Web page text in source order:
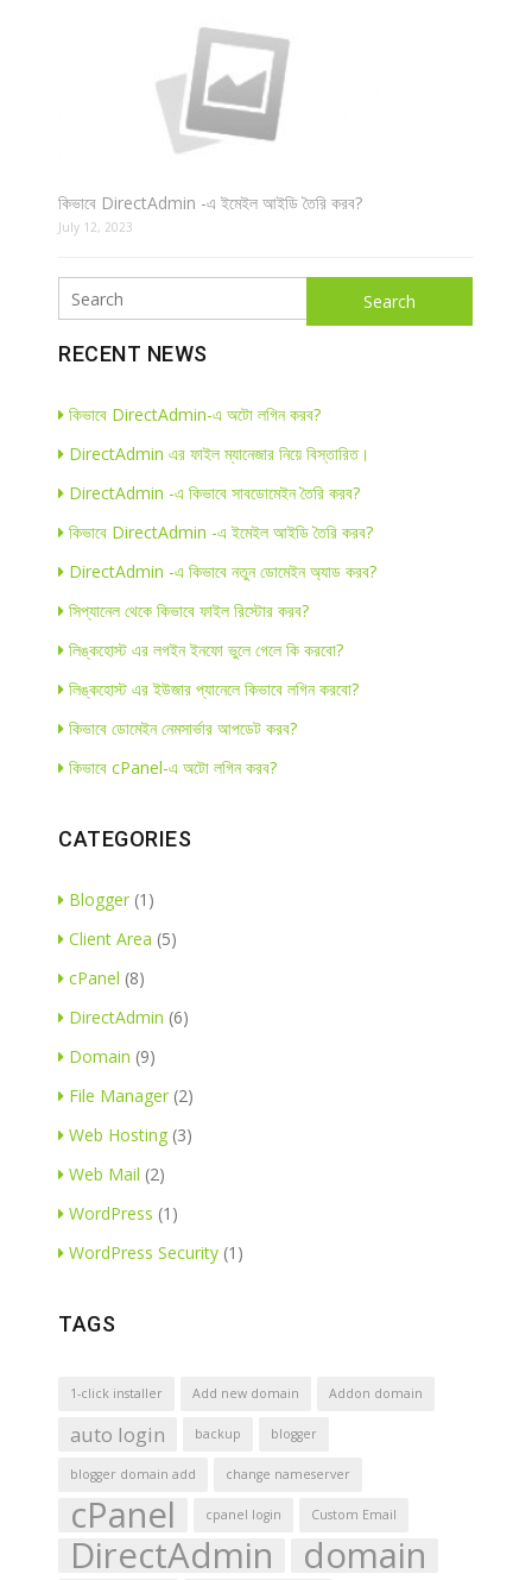
কিভাবে DirectAdmin -এ ইমেইল আইডি তৈরি করব?
July 12, 2023
Search
RECENT NEWS
কিভাবে DirectAdmin-এ অটো লগিন করব?
DirectAdmin এর ফাইল ম্যানেজার নিয়ে বিস্তারিত।
DirectAdmin -এ কিভাবে সাবডোমেইন তৈরি করব?
কিভাবে DirectAdmin -এ ইমেইল আইডি তৈরি করব?
DirectAdmin -এ কিভাবে নতুন ডোমেইন অ্যাড করব?
সিপ্যানেল থেকে কিভাবে ফাইল রিস্টোর করব?
লিঙ্কহোস্ট এর লগইন ইনফো ভুলে গেলে কি করবো?
লিঙ্কহোস্ট এর ইউজার প্যানেলে কিভাবে লগিন করবো?
কিভাবে ডোমেইন নেমসার্ভার আপডেট করব?
কিভাবে cPanel-এ অটো লগিন করব?
CATEGORIES
Blogger (1)
Client Area (5)
cPanel (8)
DirectAdmin (6)
Domain (9)
File Manager (2)
Web Hosting (3)
Web Mail (2)
WordPress (1)
WordPress Security (1)
TAGS
1-click installer Add new domain Addon domain
auto login backup blogger
blogger domain add change nameserver
cPanel cpanel login Custom Email
DirectAdmin domain